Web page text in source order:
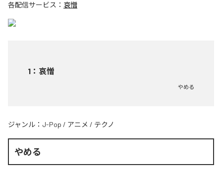
各配信サービス： 哀憎
1 ： 哀憎
やめる
ジャンル： J-Pop / アニメ / テクノ
やめる